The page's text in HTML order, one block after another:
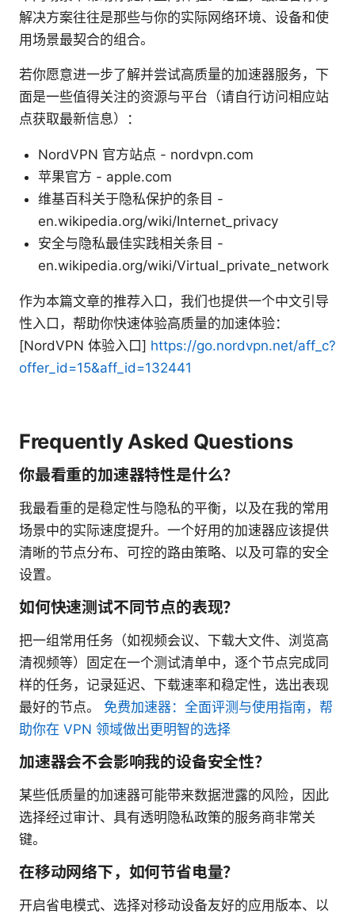
解决方案往往是那些与你的实际网络环境、设备和使
用场景最契合的组合。
若你愿意进一步了解并尝试高质量的加速器服务，下
面是一些值得关注的资源与平台（请自行访问相应站
点获取最新信息）：
NordVPN 官方站点 - nordvpn.com
苹果官方 - apple.com
维基百科关于隐私保护的条目 -
en.wikipedia.org/wiki/Internet_privacy
安全与隐私最佳实践相关条目 -
en.wikipedia.org/wiki/Virtual_private_network
作为本篇文章的推荐入口，我们也提供一个中文引导
性入口，帮助你快速体验高质量的加速体验：
[NordVPN 体验入口] https://go.nordvpn.net/aff_c?
offer_id=15&aff_id=132441
Frequently Asked Questions
你最看重的加速器特性是什么？
我最看重的是稳定性与隐私的平衡，以及在我的常用
场景中的实际速度提升。一个好用的加速器应该提供
清晰的节点分布、可控的路由策略、以及可靠的安全
设置。
如何快速测试不同节点的表现？
把一组常用任务（如视频会议、下载大文件、浏览高
清视频等）固定在一个测试清单中，逐个节点完成同
样的任务，记录延迟、下载速率和稳定性，选出表现
最好的节点。 免费加速器：全面评测与使用指南，帮
助你在 VPN 领域做出更明智的选择
加速器会不会影响我的设备安全性？
某些低质量的加速器可能带来数据泄露的风险，因此
选择经过审计、具有透明隐私政策的服务商非常关
键。
在移动网络下，如何节省电量？
开启省电模式、选择对移动设备友好的应用版本、以